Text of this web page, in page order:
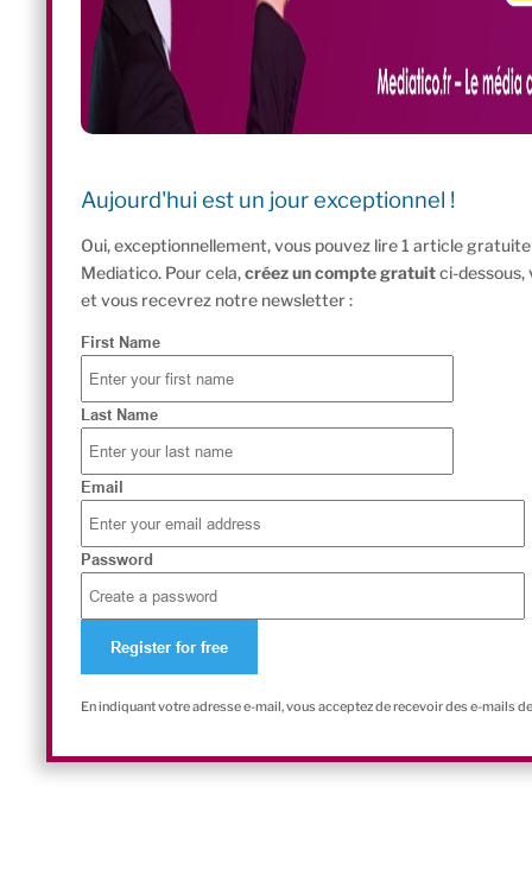
Aujourd'hui est un jour exceptionnel !
Oui, exceptionnellement, vous pouvez lire 1 article
Mediatico. Pour cela,créez un compte gratuitci-dessous,
et vous recevrez notre newsletter :
First Name
Last Name
Email
Password
En indiquant votre adresse e-mail, vous acceptez de recevoir des e-mails